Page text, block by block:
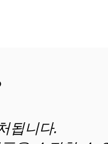
됩니다.